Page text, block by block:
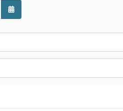
Kalender öffnen